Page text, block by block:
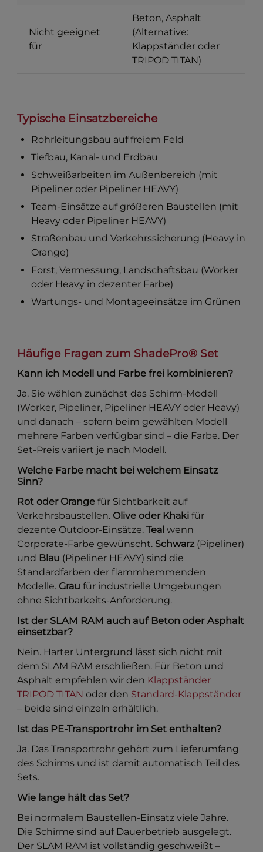
Nicht geeignet
für
Beton, Asphalt
(Alternative:
Klappständer oder
TRIPOD TITAN)
Typische Einsatzbereiche
Rohrleitungsbau auf freiem Feld
Tiefbau, Kanal- und Erdbau
Schweißarbeiten im Außenbereich (mit
Pipeliner oder Pipeliner HEAVY)
Team-Einsätze auf größeren Baustellen (mit
Heavy oder Pipeliner HEAVY)
Straßenbau und Verkehrssicherung (Heavy in
Orange)
Forst, Vermessung, Landschaftsbau (Worker
oder Heavy in dezenter Farbe)
Wartungs- und Montageeinsätze im Grünen
Häufige Fragen zum ShadePro® Set
Kann ich Modell und Farbe frei kombinieren?
Ja. Sie wählen zunächst das Schirm-Modell
(Worker, Pipeliner, Pipeliner HEAVY oder Heavy)
und danach – sofern beim gewählten Modell
mehrere Farben verfügbar sind – die Farbe. Der
Set-Preis variiert je nach Modell.
Welche Farbe macht bei welchem Einsatz
Sinn?
Rot oder Orange für Sichtbarkeit auf
Verkehrsbaustellen. Olive oder Khaki für
dezente Outdoor-Einsätze.Teal wenn
Corporate-Farbe gewünscht. Schwarz (Pipeliner)
und Blau (Pipeliner HEAVY) sind die
Standardfarben der flammhemmenden
Modelle. Grau für industrielle Umgebungen
ohne Sichtbarkeits-Anforderung.
Ist der SLAM RAM auch auf Beton oder Asphalt
einsetzbar?
Nein. Harter Untergrund lässt sich nicht mit
dem SLAM RAM erschließen. Für Beton und
Asphalt empfehlen wir den Klappständer
TRIPOD TITAN oder den Standard-Klappständer
– beide sind einzeln erhältlich.
Ist das PE-Transportrohr im Set enthalten?
Ja. Das Transportrohr gehört zum Lieferumfang
des Schirms und ist damit automatisch Teil des
Sets.
Wie lange hält das Set?
Bei normalem Baustellen-Einsatz viele Jahre.
Die Schirme sind auf Dauerbetrieb ausgelegt.
Der SLAM RAM ist vollständig geschweißt –